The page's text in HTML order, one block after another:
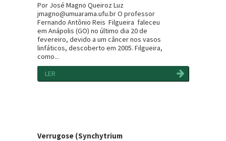
Por José Magno Queiroz Luz
jmagno@umuarama.ufu.br O professor
Fernando Antônio Reis Filgueira faleceu
em Anápolis (GO) no último dia 20 de
fevereiro, devido a um câncer nos vasos
linfáticos, descoberto em 2005. Filgueira,
como...
LER
Verrugose (Synchytrium